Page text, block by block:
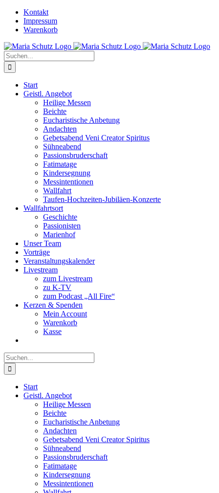
Zum
Inhalt
springen
YouTube
InstagramKontakt
Impressum
Warenkorb
Suche
nach:
Start
Geistl. Angebot
Heilige Messen
Beichte
Eucharistische Anbetung
Andachten
Gebetsabend Veni Creator Spiritus
Sühneabend
Passionsbruderschaft
Fatimatage
Kindersegnung
Messintentionen
Wallfahrt
Taufen-Hochzeiten-Jubiläen-Konzerte
Wallfahrtsort
Geschichte
Passionisten
Marienhof
Unser Team
Vorträge
Veranstaltungskalender
Livestream
zum Livestream
zu K-TV
zum Podcast „All Fire“
Kerzen & Spenden
Mein Account
Warenkorb
Kasse
Suche
nach:
Start
Geistl. Angebot
Heilige Messen
Beichte
Eucharistische Anbetung
Andachten
Gebetsabend Veni Creator Spiritus
Sühneabend
Passionsbruderschaft
Fatimatage
Kindersegnung
Messintentionen